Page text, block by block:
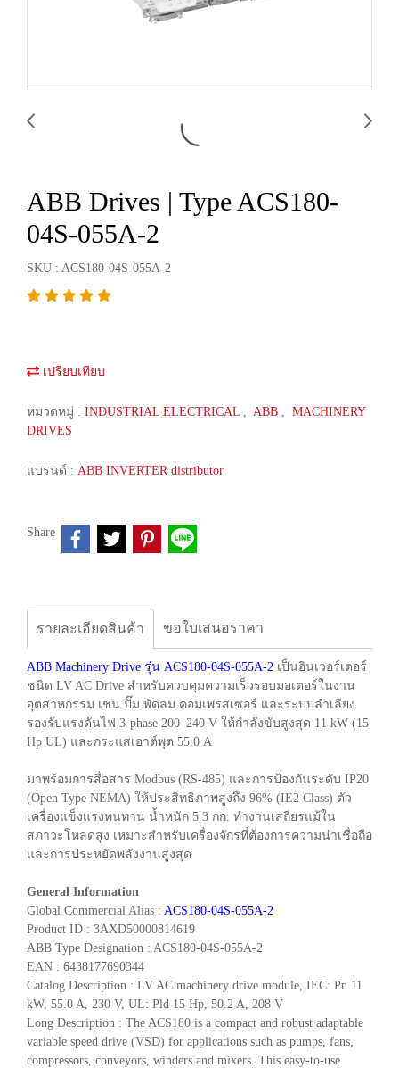
ABB Drives | Type ACS180-
04S-055A-2
SKU : ACS180-04S-055A-2
เปรียบเทียบ
หมวดหมู่ : INDUSTRIAL ELECTRICAL , ABB , MACHINERY
DRIVES
แบรนด์ : ABB INVERTER distributor
Share
รายละเอียดสินค้า ขอใบเสนอราคา
ABB Machinery Drive รุ่น ACS180-04S-055A-2 เป็นอินเวอร์เตอร์
ชนิด LV AC Drive สำหรับควบคุมความเร็วรอบมอเตอร์ในงาน
อุตสาหกรรม เช่น ปั๊ม พัดลม คอมเพรสเซอร์ และระบบลำเลียง
รองรับแรงดันไฟ 3-phase 200–240 V ให้กำลังขับสูงสุด 11 kW (15
Hp UL) และกระแสเอาต์พุต 55.0 A
มาพร้อมการสื่อสาร Modbus (RS-485) และการป้องกันระดับ IP20
(Open Type NEMA) ให้ประสิทธิภาพสูงถึง 96% (IE2 Class) ตัว
เครื่องแข็งแรงทนทาน น้ำหนัก 5.3 กก. ทำงานเสถียรแม้ใน
สภาวะโหลดสูง เหมาะสำหรับเครื่องจักรที่ต้องการความน่าเชื่อถือ
และการประหยัดพลังงานสูงสุด
General Information
Global Commercial Alias : ACS180-04S-055A-2
Product ID : 3AXD50000814619
ABB Type Designation : ACS180-04S-055A-2
EAN : 6438177690344
Catalog Description : LV AC machinery drive module, IEC: Pn 11
kW, 55.0 A, 230 V, UL: Pld 15 Hp, 50.2 A, 208 V
Long Description : The ACS180 is a compact and robust adaptable
variable speed drive (VSD) for applications such as pumps, fans,
compressors, conveyors, winders and mixers. This easy-to-use